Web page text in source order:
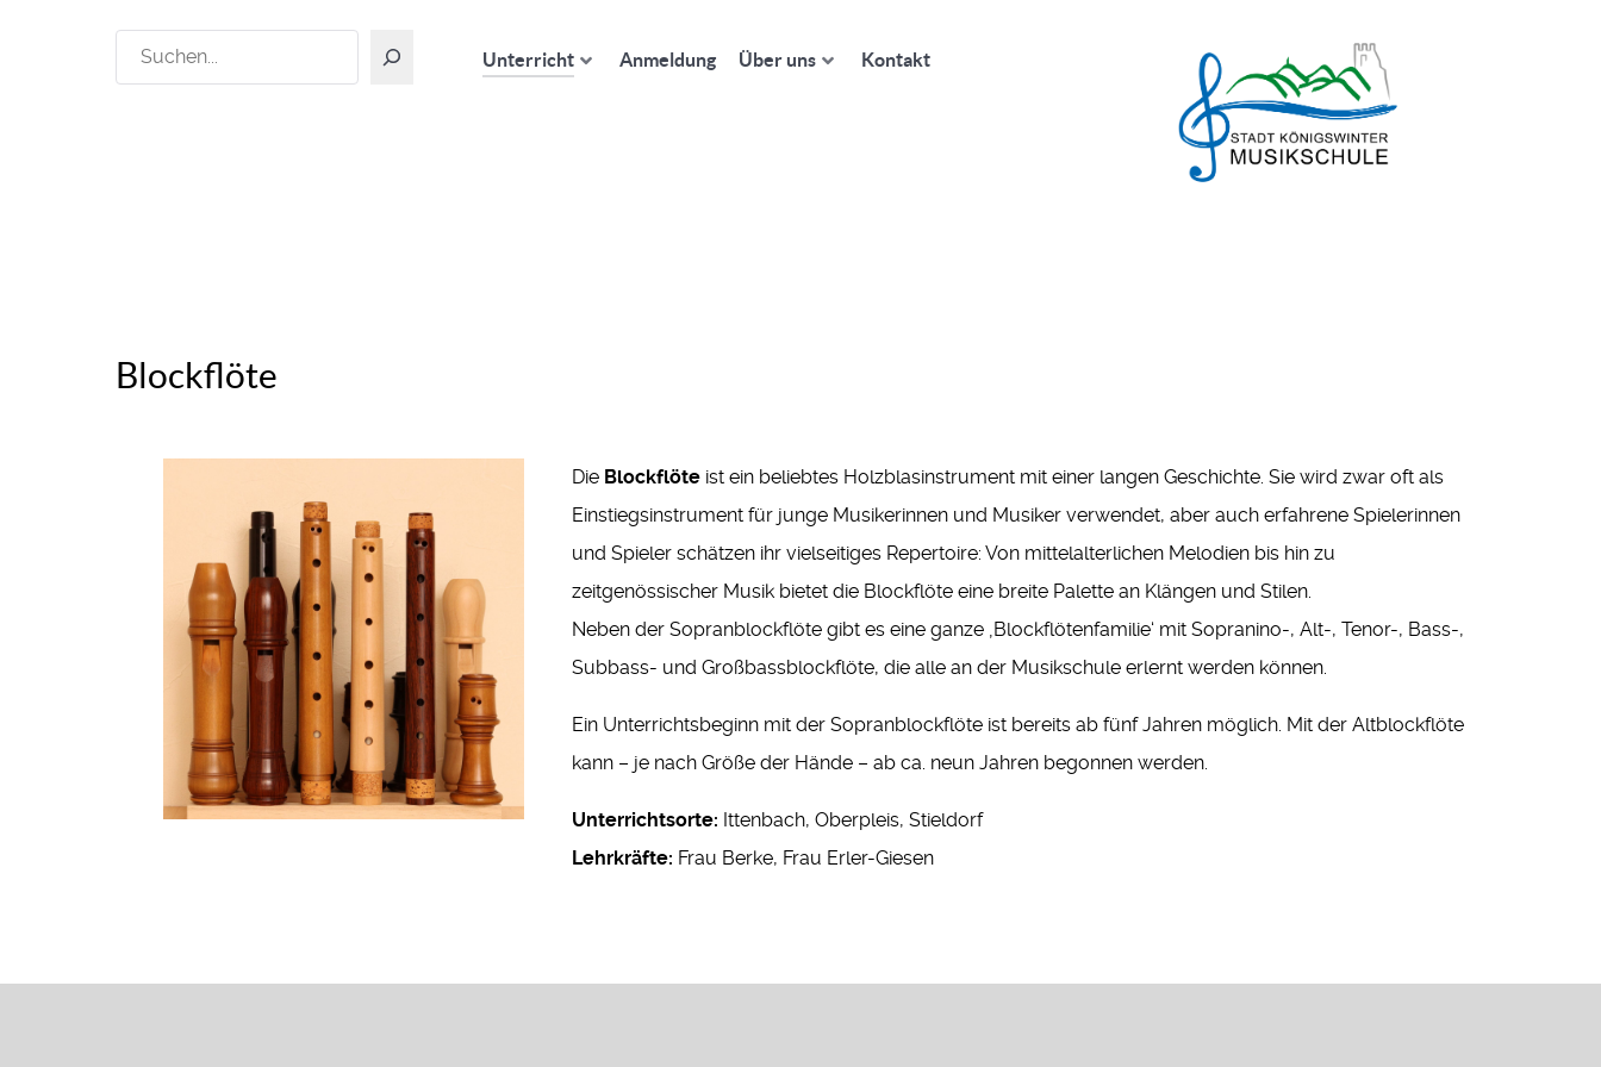
Suchen
Unterricht Anmeldung Über uns Kontakt
Blockflöte
Die Blockflöte ist ein beliebtes Holzblasinstrument mit einer langen Geschichte. Sie wird zwar oft als
Einstiegsinstrument für junge Musikerinnen und Musiker verwendet, aber auch erfahrene Spielerinnen
und Spieler schätzen ihr vielseitiges Repertoire: Von mittelalterlichen Melodien bis hin zu
zeitgenössischer Musik bietet die Blockflöte eine breite Palette an Klängen und Stilen.
Neben der Sopranblockflöte gibt es eine ganze ‚Blockflötenfamilie‘ mit Sopranino-, Alt-, Tenor-, Bass-,
Subbass- und Großbassblockflöte, die alle an der Musikschule erlernt werden können.
Ein Unterrichtsbeginn mit der Sopranblockflöte ist bereits ab fünf Jahren möglich. Mit der Altblockflöte
kann – je nach Größe der Hände – ab ca. neun Jahren begonnen werden.
Unterrichtsorte: Ittenbach, Oberpleis, Stieldorf
Lehrkräfte: Frau Berke, Frau Erler-Giesen